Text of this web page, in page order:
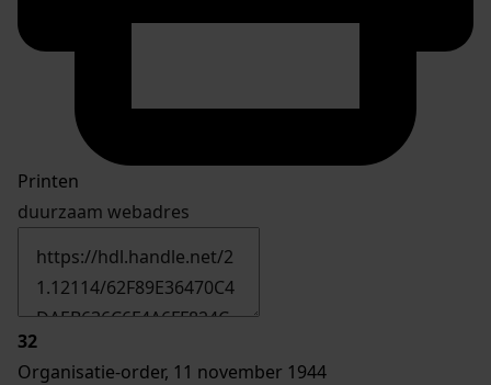
Printen
duurzaam webadres
32
Organisatie-order, 11 november 1944